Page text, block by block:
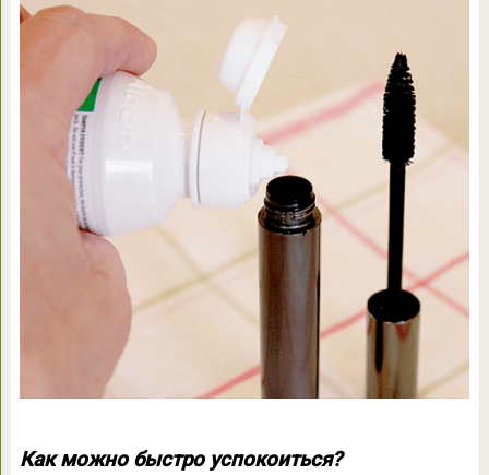
Как можно быстро успокоиться?